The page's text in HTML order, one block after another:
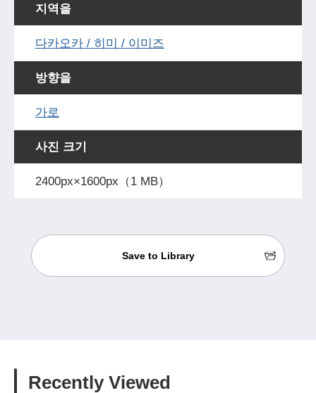
지역을
다카오카 / 히미 / 이미즈
방향을
가로
사진 크기
2400px×1600px（1 MB）
Save to Library
Recently Viewed